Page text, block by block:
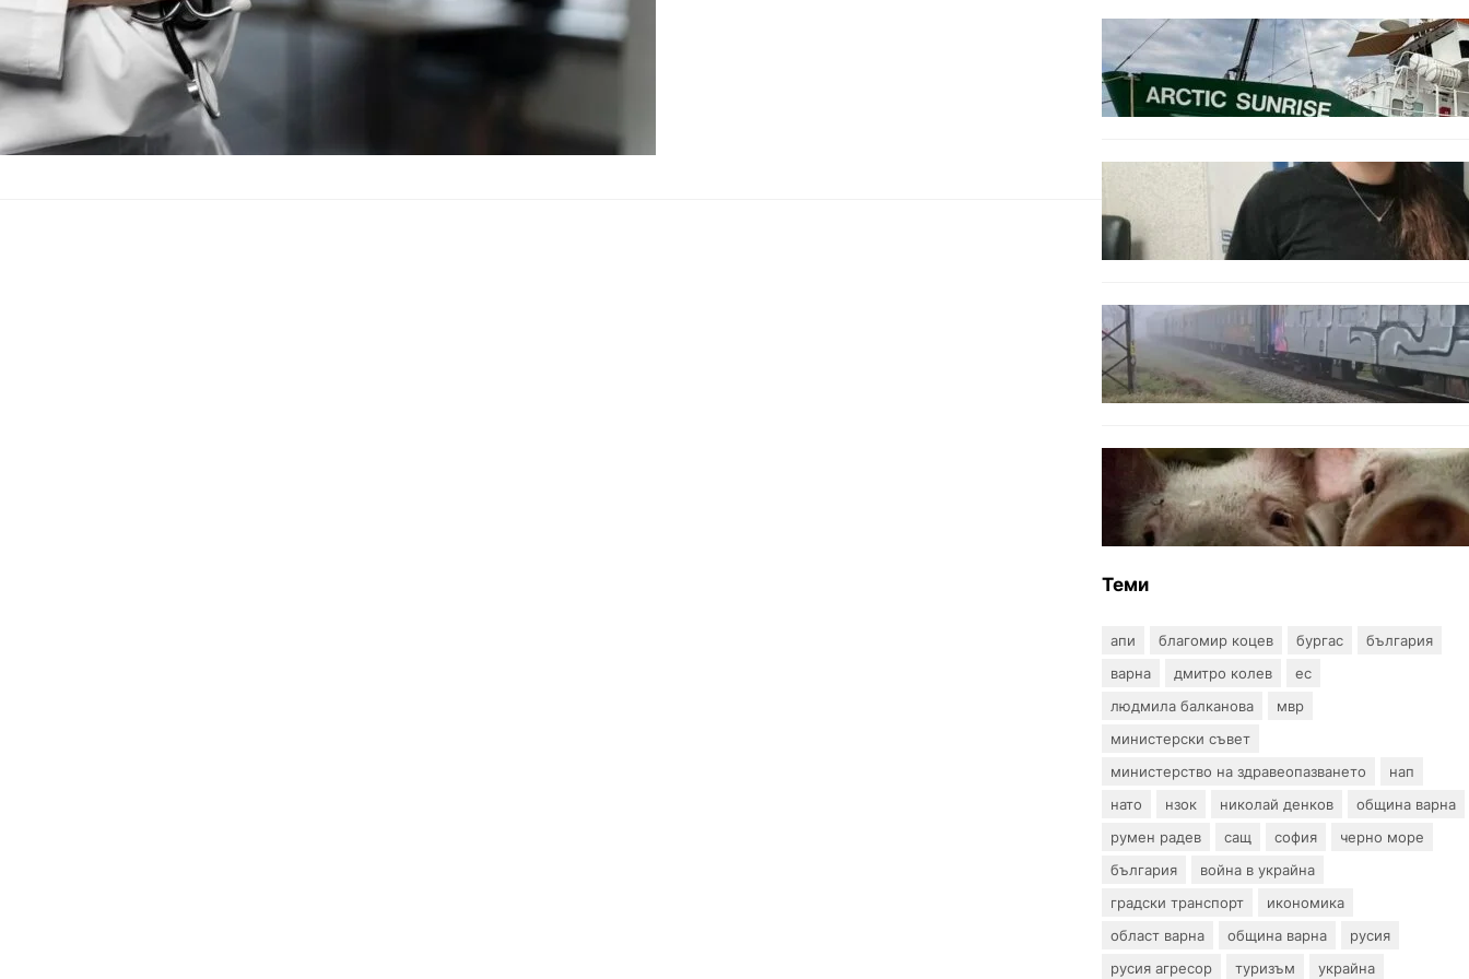
БЪЛГАРИЯ
Корабът на „Грийнпийс“
пристигна във Варна с
кампания за опазване на
Черно море
ОБЩЕСТВО
Варненска ученичка създаде
интерактивна карта за сигнали
за проблеми с боклука
ОБЩЕСТВО
Бързият влак София – Варна
блъсна и уби жена край гара
Бутово
БЪЛГАРИЯ
БАБХ регистрира огнище на
африканска чума по свинете в
стопанство край Варна
Теми
апи благомир коцев бургас
българия
варна
дмитро колев
ес
людмила балканова
мвр
министерски съвет
министерство на здравеопазването
нап
нато
нзок николай денков
община варна
румен радев
сащ софия
черно море
българия
война в украйна
градски транспорт
икономика
област варна
община варна
русия
русия агресор
туризъм украйна